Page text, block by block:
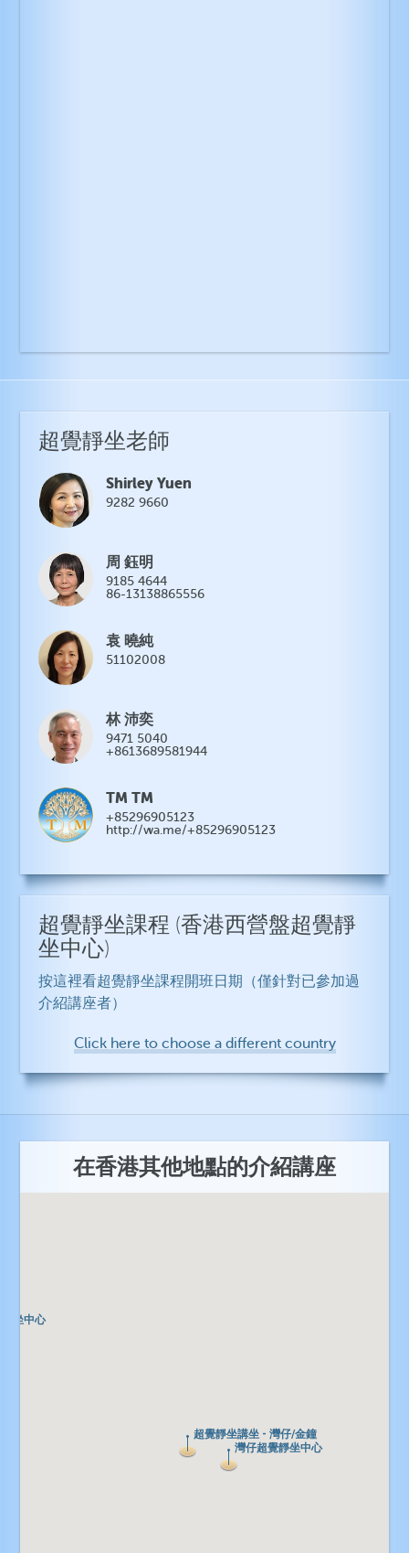
超覺靜坐老師
Shirley Yuen
9282 9660
周 鈺明
9185 4644
86-13138865556
袁 曉純
51102008
林 沛奕
9471 5040
+8613689581944
TM TM
+85296905123
http://wa.me/+85296905123
超覺靜坐課程 (香港西營盤超覺靜
坐中心)
按這裡看超覺靜坐課程開班日期（僅針對已參加過
介紹講座者）
Click here to choose a different country
在香港其他地點的介紹講座
坐中心
超覺靜坐講坐 - 灣仔/金鐘
灣仔超覺靜坐中心
坐中心
超覺靜坐講坐 - 灣仔/金鐘
灣仔超覺靜坐中心